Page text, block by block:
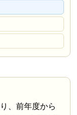
、前年度から